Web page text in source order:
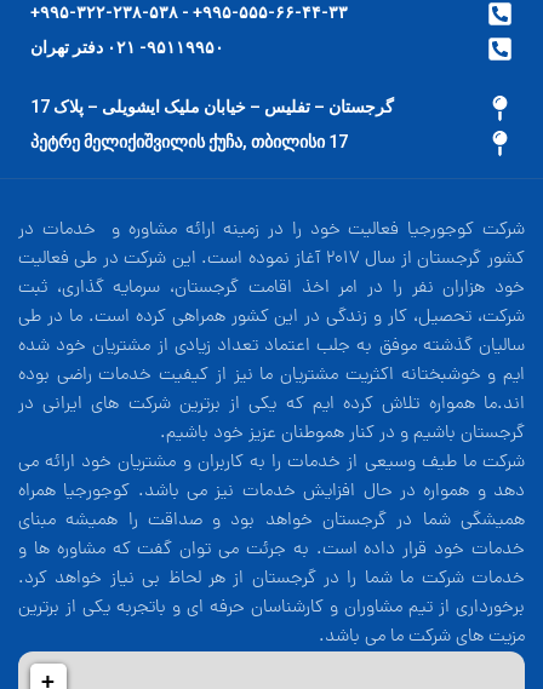
۹۹۵-۵۵۵-۶۶-۴۴-۳۳+ - ۹۹۵-۳۲۲-۲۳۸-۵۳۸+
۹۵۱۱۹۹۵۰- ۰۲۱ دفتر تهران
گرجستان – تفلیس – خیابان ملیک ایشویلی – پلاک 17
17 პეტრე მელიქიშვილის ქუჩა, თბილისი
شرکت کوجورجیا فعالیت خود را در زمینه ارائه مشاوره و خدمات در
کشور گرجستان از سال 2017 آغاز نموده است. این شرکت در طی فعالیت
خود هزاران نفر را در امر اخذ اقامت گرجستان، سرمایه گذاری، ثبت
شرکت، تحصیل، کار و زندگی در این کشور همراهی کرده است. ما در طی
سالیان گذشته موفق به جلب اعتماد تعداد زیادی از مشتریان خود شده
ایم و خوشبختانه اکثریت مشتریان ما نیز از کیفیت خدمات راضی بوده
اند.ما همواره تلاش کرده ایم که یکی از برترین شرکت های ایرانی در
گرجستان باشیم و در کنار هموطنان عزیز خود باشیم.
شرکت ما طیف وسیعی از خدمات را به کاربران و مشتریان خود ارائه می
دهد و همواره در حال افزایش خدمات نیز می باشد. کوجورجیا همراه
همیشگی شما در گرجستان خواهد بود و صداقت را همیشه مبنای
خدمات خود قرار داده است. به جرئت می توان گفت که مشاوره ها و
خدمات شرکت ما شما را در گرجستان از هر لحاظ بی نیاز خواهد کرد.
برخورداری از تیم مشاوران و کارشناسان حرفه ای و باتجربه یکی از برترین
مزیت های شرکت ما می باشد.
+